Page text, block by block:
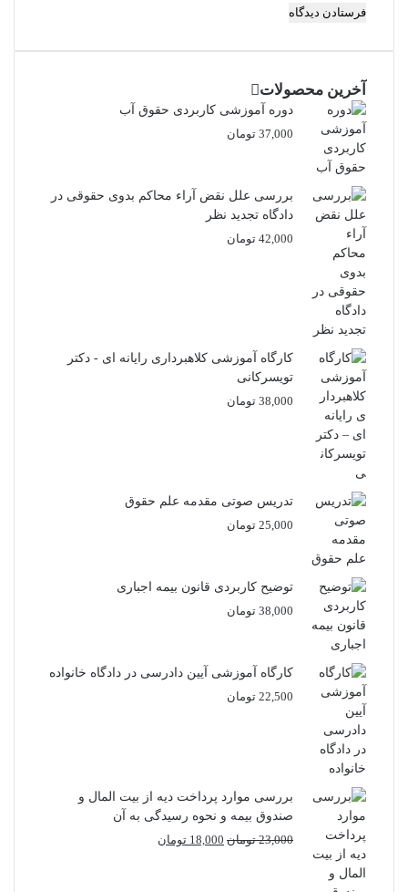
آخرین محصولات
دوره آموزشی کاربردی حقوق آب
37,000 تومان
بررسی علل نقض آراء محاکم بدوی حقوقی در
دادگاه تجدید نظر
42,000 تومان
کارگاه آموزشی کلاهبرداری رایانه ای - دکتر
تویسرکانی
38,000 تومان
تدریس صوتی مقدمه علم حقوق
25,000 تومان
توضیح کاربردی قانون بیمه اجباری
38,000 تومان
کارگاه آموزشی آیین دادرسی در دادگاه خانواده
22,500 تومان
بررسی موارد پرداخت دیه از بیت المال و
صندوق بیمه و نحوه رسیدگی به آن
23,000 تومان قیمت
18,000 تومان